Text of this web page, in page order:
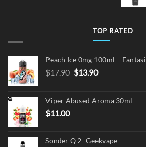
TOP RATED
Peach Ice 0mg 100ml – Fantasi
$17.90 Original
$17.90.
$13.90Current
$13.90.
Viper Abused Aroma 30ml
$11.00
Sonder Q 2- Geekvape